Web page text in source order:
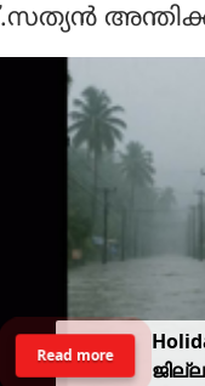
Read more